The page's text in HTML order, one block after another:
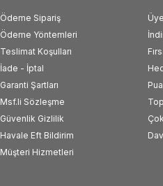
Ödeme Sipariş
Ödeme Yöntemleri
Teslimat Koşulları
İade - İptal
Garanti Şartları
Msf.li Sözleşme
Güvenlik Gizlilik
Havale Eft Bildirim
Müşteri Hizmetleri